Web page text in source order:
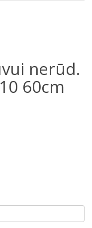
nerūd.
60cm